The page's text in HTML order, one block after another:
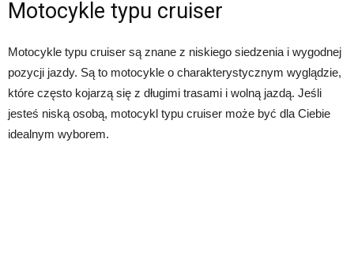
Motocykle typu cruiser
Motocykle typu cruiser są znane z niskiego siedzenia i wygodnej
pozycji jazdy. Są to motocykle o charakterystycznym wyglądzie,
które często kojarzą się z długimi trasami i wolną jazdą. Jeśli
jesteś niską osobą, motocykl typu cruiser może być dla Ciebie
idealnym wyborem.